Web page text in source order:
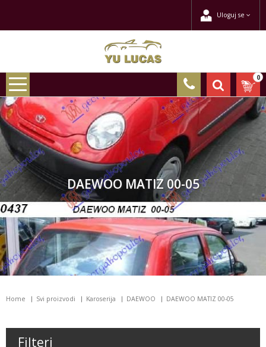
Uloguj se
0
DAEWOO MATIZ 00-05
Home Svi proizvodi Karoserija DAEWOO DAEWOO MATIZ 00-05
Filteri